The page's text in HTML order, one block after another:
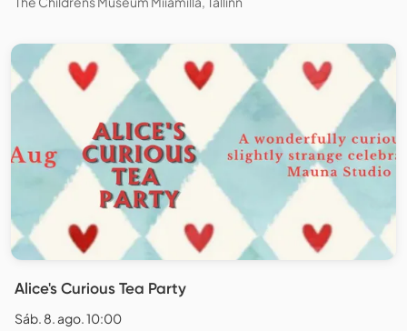
Alice's Curious Tea Party
Sáb. 8. ago. 10:00